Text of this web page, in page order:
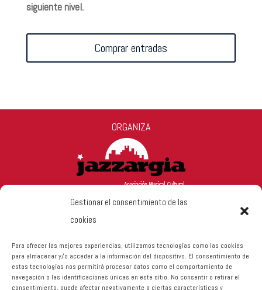
Gestionar el consentimiento de las
cookies
Para ofrecer las mejores experiencias, utilizamos tecnologías como las cookies
para almacenar y/o acceder a la información del dispositivo. El consentimiento de
estas tecnologías nos permitirá procesar datos como el comportamiento de
navegación o las identificaciones únicas en este sitio. No consentir o retirar el
consentimiento, puede afectar negativamente a ciertas características y
siguiente nivel.
Comprar entradas
ORGANIZA